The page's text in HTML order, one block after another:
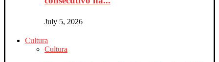
July 5, 2026
Cultura
Cultura